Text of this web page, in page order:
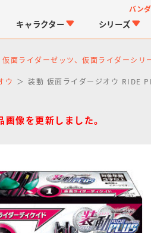
バン
キャラクター
ーパー
シリーズ
面ライダーゼッツ、仮面ライダーシリ
ウ 装動 仮面ライダージオウ RIDE
像を更新しました。